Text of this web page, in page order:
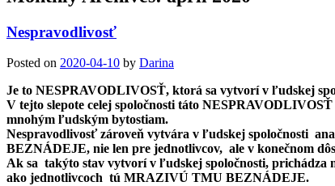
Nespravodlivosť
Posted on 2020-04-10 by Darina
Je to NESPRAVODLIVOSŤ, ktorá sa vytvorí v ľudskej
V tejto slepote celej spoločnosti táto
mnohým ľudským bytostiam.
Nespravodlivosť zároveň vytvára v ľudskej spoločnosti
BEZNÁDEJE, nie len pre jednotlivcov, ale v konečnom
Ak sa takýto stav vytvorí v ľudskej spoločnosti,
ako jednotlivcoch tú MRAZIVÚ TMU BEZNÁDEJE.